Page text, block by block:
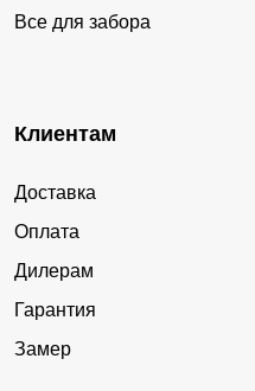
Все для забора
Клиентам
Доставка
Оплата
Дилерам
Гарантия
Замер